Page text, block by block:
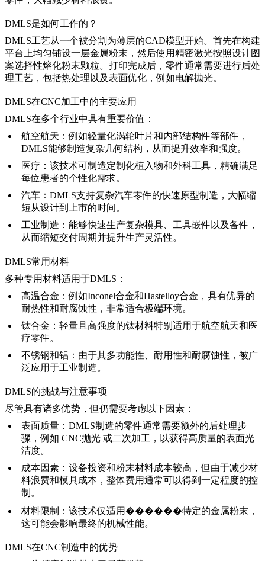
DMLS是如何工作的？
DMLS工艺从一个被分割为薄层的CAD模型开始。首先在构建
平台上均匀铺设一层金属粉末，然后使用精密激光按照设计图
案选择性熔化粉末颗粒。打印完成后，零件通常需要进行后处
理工艺，包括热处理 以及表面优化，例如电解抛光。
DMLS在CNC加工中的主要应用
DMLS在多个行业中具有重要价值：
航空航天 ：例如轻量化涡轮叶片和内部结构件等部件，
DMLS能够制造复杂几何结构，从而提升效率和强度。
医疗 ：该技术可制造定制化植入物和外科工具，精确满足
每位患者的个性化需求。
汽车 ：DMLS支持复杂汽车零件的快速原型制造，大幅缩
短从设计到上市的时间。
工业制造 ：能够快速生产复杂模具、工具嵌件以及备件，
从而缩短交付周期并提升生产灵活性。
DMLS常用材料
多种专用材料适用于DMLS：
高温合金 ：例如Inconel合金和Hastelloy合金 ，具有优异的
耐热性和耐腐蚀性，非常适合极端环境。
钛合金 ：轻量且高强度的钛材料特别适用于航空航天和医
疗零件。
不锈钢和铝 ：由于其多功能性、耐用性和耐腐蚀性，被广
泛应用于工业制造。
DMLS的挑战与注意事项
尽管具有诸多优势，但仍需要考虑以下因素：
表面质量 ：DMLS制造的零件通常需要额外的后处理步
骤，例如 CNC抛光 或二次加工，以获得高质量的表面光
洁度。
成本因素 ：设备投资和粉末材料成本较高，但由于减少材
料浪费和模具成本，整体费用通常可以得到一定程度的控
制。
材料限制
：该技术仅适用������特定的金属粉末，
这可能会影响最终的机械性能。
DMLS在CNC制造中的优势